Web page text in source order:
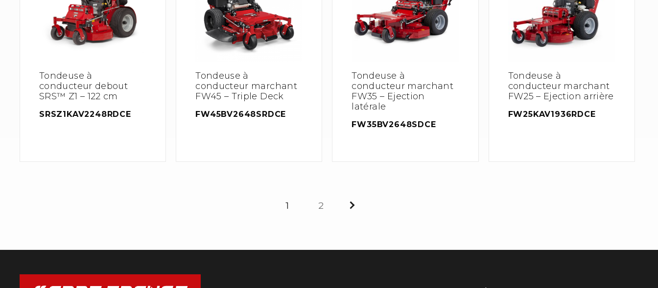
Tondeuse à
conducteur debout
SRS™ Z1 – 122 cm
SRSZ1KAV2248RDCE
Tondeuse à
conducteur marchant
FW45 – Triple Deck
FW45BV2648SRDCE
Tondeuse à
conducteur marchant
FW35 – Ejection
latérale
FW35BV2648SDCE
Tondeuse à
conducteur marchant
FW25 – Ejection arrière
FW25KAV1936RDCE
1 2